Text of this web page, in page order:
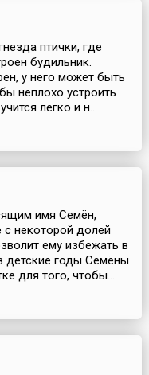
птички, где
будильник.
у него может быть
неплохо устроить
легко и н...
имя Семён,
с некоторой долей
ему избежать в
детские годы Семёны
для того, чтобы...